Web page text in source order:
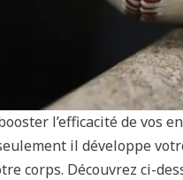
l’efficacité de vos
il développe
corps. Découvrez ci-